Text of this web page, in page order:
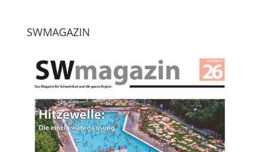
SWMAGAZIN